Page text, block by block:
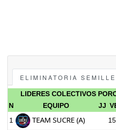
ELIMINATORIA
LIDERES COLECTIVOS
N
EQUIPO JJ
1
TEAM SUCRE (A)